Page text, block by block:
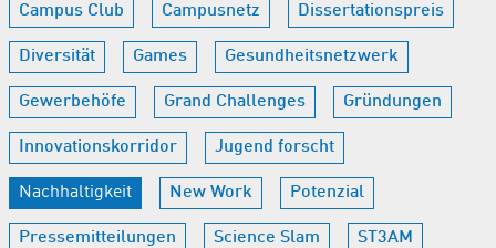
Campus Club Campusnetz Dissertationspreis
Diversität Games Gesundheitsnetzwerk
Gewerbehöfe Grand Challenges Gründungen
Innovationskorridor Jugend forscht
Nachhaltigkeit New Work Potenzial
Pressemitteilungen Science Slam ST3AM